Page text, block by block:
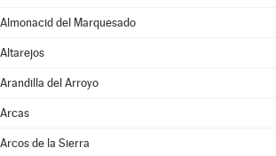
Almonacid del Marquesado
Altarejos
Arandilla del Arroyo
Arcas
Arcos de la Sierra